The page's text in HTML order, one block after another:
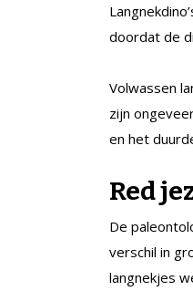
doordat de
Volwassen
zijn
en het
Red
De
verschil in
langnekjes